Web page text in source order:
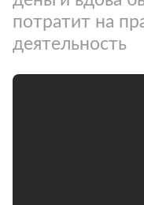
потратит на
деятельность